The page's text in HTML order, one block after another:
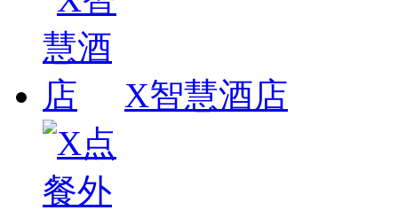
X智慧酒店